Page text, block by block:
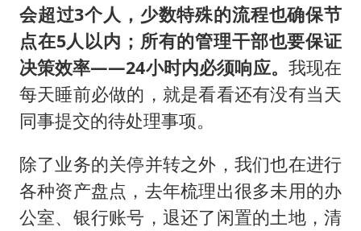
会超过3个人，少数特殊的流程也确保节
点在5人以内；所有的管理干部也要保证
决策效率——24小时内必须响应。 我现在
每天睡前必做的，就是看看还有没有当天
同事提交的待处理事项。
除了业务的关停并转之外，我们也在进行
各种资产盘点，去年梳理出很多未用的办
公室、银行账号，退还了闲置的土地，清